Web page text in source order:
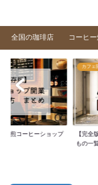
全国の珈琲店 コーヒ
焙煎コーヒーショップ
カフェ
【完全
もの一